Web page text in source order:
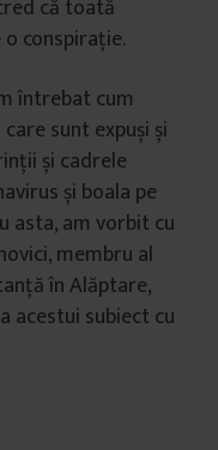
că toată
conspirație.
întrebat cum
sunt expuși și
și cadrele
și boala pe
asta, am vorbit cu
membru al
în Alăptare,
acestui subiect cu